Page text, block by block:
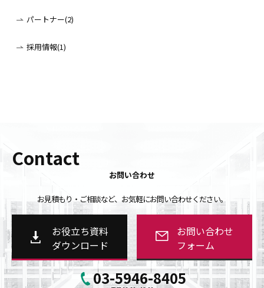
パートナー(2)
採用情報(1)
Contact
お問い合わせ
お見積もり・ご相談など、お気軽にお問い合わせください。
お役立ち資料
ダウンロード
お問い合わせ
フォーム
03-5946-8405